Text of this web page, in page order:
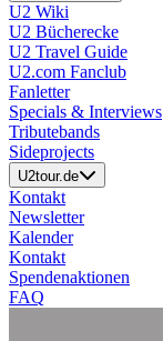
U2 Wiki
U2 Bücherecke
U2 Travel Guide
U2.com Fanclub
Fanletter
Specials & Interviews
Tributebands
Sideprojects
U2tour.de
Kontakt
Newsletter
Kalender
Kontakt
Spendenaktionen
FAQ